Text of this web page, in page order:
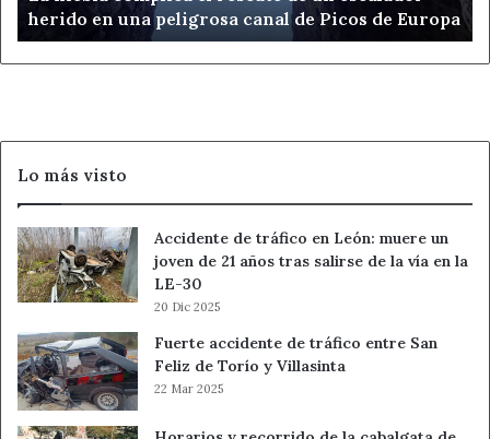
en
una
peligrosa
Europa
herido en una peligrosa canal de Picos de Europa
Lo más visto
Accidente de tráfico en León: muere un
joven de 21 años tras salirse de la vía en la
LE-30
20 Dic 2025
Fuerte accidente de tráfico entre San
Feliz de Torío y Villasinta
22 Mar 2025